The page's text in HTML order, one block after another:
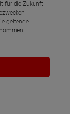
für die Zukunft
geltende